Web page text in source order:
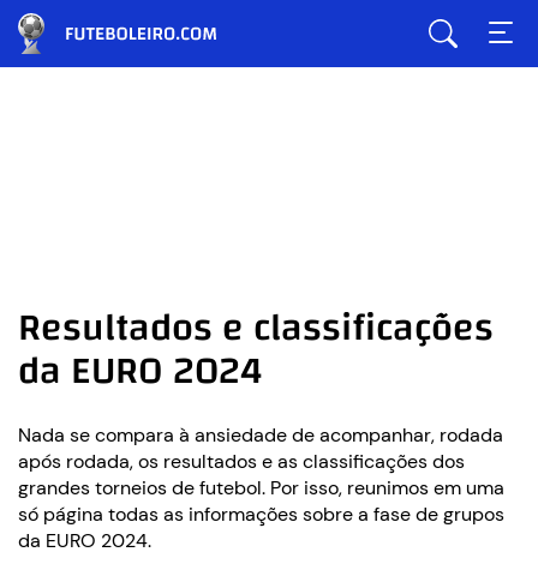
Resultados e classificações
da EURO 2024
Nada se compara à ansiedade de acompanhar, rodada
após rodada, os resultados e as classificações dos
grandes torneios de futebol. Por isso, reunimos em uma
só página todas as informações sobre a fase de grupos
da EURO 2024.